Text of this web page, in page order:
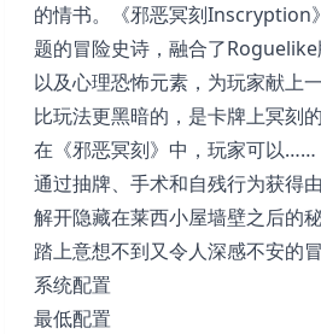
的情书。《邪恶冥刻Inscryption
题的冒险史诗，融合了
以及心理恐怖元素，为玩家献上
比玩法更黑暗的，是卡牌上冥刻
在《邪恶冥刻》中，玩家可以……
通过抽牌、手术和自残行为获得
解开隐藏在莱西小屋墙壁之后的
踏上意想不到又令人深感不安的
系统配置
最低配置